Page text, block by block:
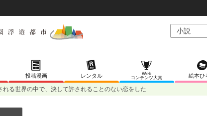
投稿漫画 レンタル
Web
コンテンツ大賞
絵本ひ
れる世界の中で、決して許されることのない恋をした